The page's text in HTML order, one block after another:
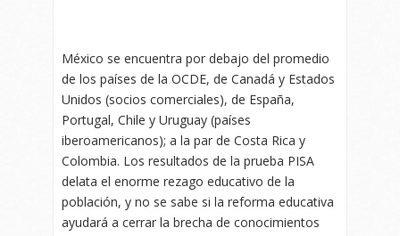
México se encuentra por debajo del promedio
de los países de la OCDE, de Canadá y Estados
Unidos (socios comerciales), de España,
Portugal, Chile y Uruguay (países
iberoamericanos); a la par de Costa Rica y
Colombia. Los resultados de la prueba PISA
delata el enorme rezago educativo de la
población, y no se sabe si la reforma educativa
ayudará a cerrar la brecha de conocimientos